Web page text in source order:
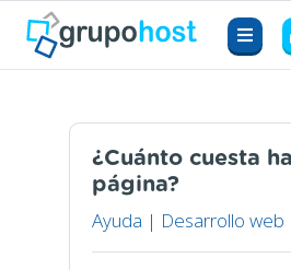
¿Cuánto cuesta
página?
Ayuda | Desarrollo web